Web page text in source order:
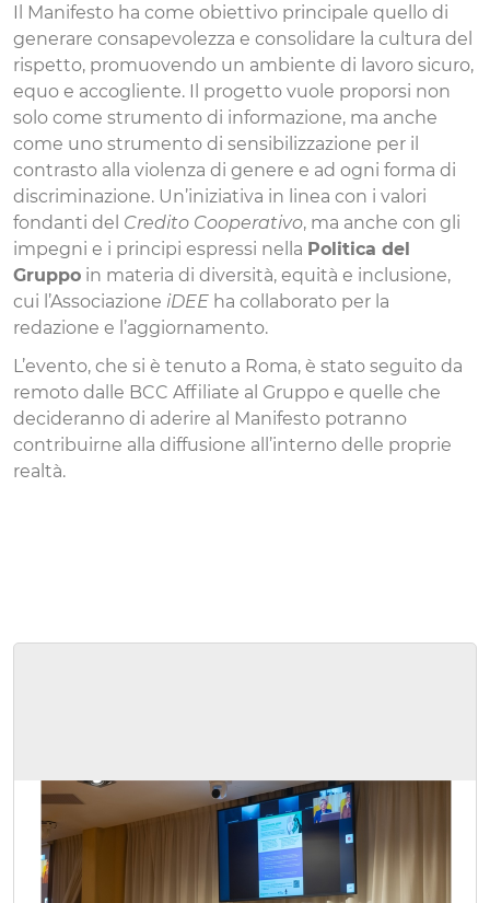
Il Manifesto ha come obiettivo principale quello di
generare consapevolezza e consolidare la cultura del
rispetto, promuovendo un ambiente di lavoro sicuro,
equo e accogliente. Il progetto vuole proporsi non
solo come strumento di informazione, ma anche
come uno strumento di sensibilizzazione per il
contrasto alla violenza di genere e ad ogni forma di
discriminazione. Un’iniziativa in linea con i valori
fondanti del Credito Cooperativo, ma anche con gli
impegni e i principi espressi nella Politica del
Gruppo in materia di diversità, equità e inclusione,
cui l’Associazione iDEE ha collaborato per la
redazione e l’aggiornamento.
L’evento, che si è tenuto a Roma, è stato seguito da
remoto dalle BCC Affiliate al Gruppo e quelle che
decideranno di aderire al Manifesto potranno
contribuirne alla diffusione all’interno delle proprie
realtà.